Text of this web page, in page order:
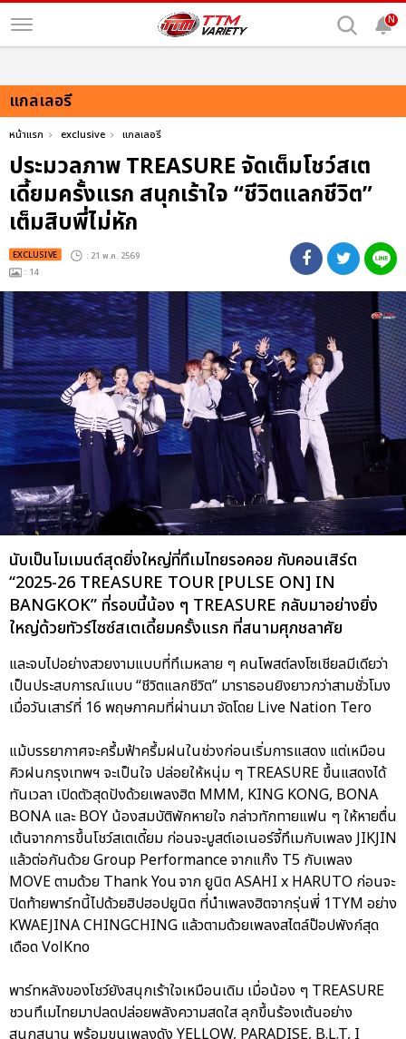
N
แกลเลอรี
หน้าแรก exclusive แกลเลอรี
ประมวลภาพ TREASURE จัดเต็มโชว์สเต
เดี้ยมครั้งแรก สนุกเร้าใจ “ชีวิตแลกชีวิต”
เต็มสิบพี่ไม่หัก
EXCLUSIVE : 21 พ.ค. 2569
: 14
นับเป็นโมเมนต์สุดยิ่งใหญ่ที่ทึเมไทยรอคอย กับคอนเสิร์ต
“2025-26 TREASURE TOUR [PULSE ON] IN
BANGKOK” ที่รอบนี้น้อง ๆ TREASURE กลับมาอย่างยิ่ง
ใหญ่ด้วยทัวร์ไซซ์สเตเดี้ยมครั้งแรก ที่สนามศุภชลาศัย
และจบไปอย่างสวยงามแบบที่ทึเมหลาย ๆ คนโพสต์ลงโซเชียลมีเดียว่า
เป็นประสบการณ์แบบ “ชีวิตแลกชีวิต” มาราธอนยิงยาวกว่าสามชั่วโมง
เมื่อวันเสาร์ที่ 16 พฤษภาคมที่ผ่านมา จัดโดย Live Nation Tero
แม้บรรยากาศจะครึ้มฟ้าครึ้มฝนในช่วงก่อนเริ่มการแสดง แต่เหมือน
คิวฝนกรุงเทพฯ จะเป็นใจ ปล่อยให้หนุ่ม ๆ TREASURE ขึ้นแสดงได้
ทันเวลา เปิดตัวสุดปังด้วยเพลงฮิต MMM, KING KONG, BONA
BONA และ BOY น้องสมบัติพักหายใจ กล่าวทักทายแฟน ๆ ให้หายตื่น
เต้นจากการขึ้นโชว์สเตเดี้ยม ก่อนจะบูสต์เอเนอร์จี้ทึเมกับเพลง JIKJIN
แล้วต่อกันด้วย Group Performance จากแก๊ง T5 กับเพลง
MOVE ตามด้วย Thank You จาก ยูนิต ASAHI x HARUTO ก่อนจะ
ปิดท้ายพาร์ทนี้ไปด้วยฮิปฮอปยูนิต ที่นำเพลงฮิตจากรุ่นพี่ 1TYM อย่าง
KWAEJINA CHINGCHING แล้วตามด้วยเพลงสไตล์ป๊อปพังก์สุด
เดือด VolKno
พาร์ทหลังของโชว์ยังสนุกเร้าใจเหมือนเดิม เมื่อน้อง ๆ TREASURE
ชวนทึเมไทยมาปลดปล่อยพลังความสดใส ลุกขึ้นร้องเต้นอย่าง
สนุกสนาน พร้อมขนเพลงดัง YELLOW, PARADISE, B.L.T, I